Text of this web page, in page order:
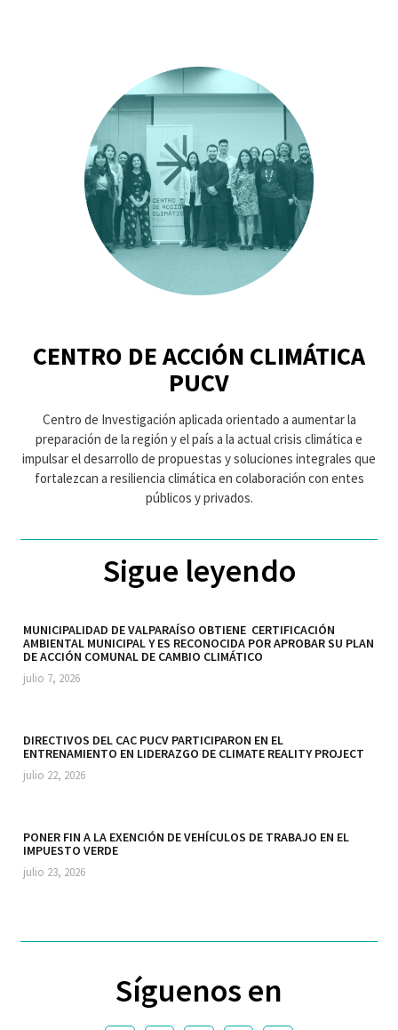
CENTRO DE ACCIÓN CLIMÁTICA
PUCV
Centro de Investigación aplicada orientado a aumentar la
preparación de la región y el país a la actual crisis climática e
impulsar el desarrollo de propuestas y soluciones integrales que
fortalezcan a resiliencia climática en colaboración con entes
públicos y privados.
Sigue leyendo
MUNICIPALIDAD DE VALPARAÍSO OBTIENE CERTIFICACIÓN
AMBIENTAL MUNICIPAL Y ES RECONOCIDA POR APROBAR SU PLAN
DE ACCIÓN COMUNAL DE CAMBIO CLIMÁTICO
julio 7, 2026
DIRECTIVOS DEL CAC PUCV PARTICIPARON EN EL
ENTRENAMIENTO EN LIDERAZGO DE CLIMATE REALITY PROJECT
julio 22, 2026
PONER FIN A LA EXENCIÓN DE VEHÍCULOS DE TRABAJO EN EL
IMPUESTO VERDE
julio 23, 2026
Síguenos en